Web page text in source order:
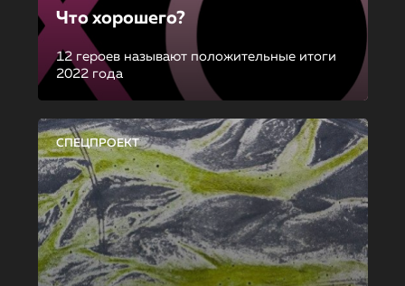
Что хорошего?
12 героев называют положительные итоги
2022 года
СПЕЦПРОЕКТ